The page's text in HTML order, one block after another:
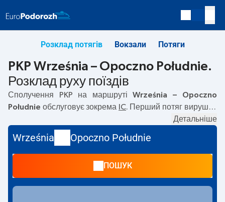
Розклад потягів Вокзали Потяги
PKP Września – Opoczno Południe.
Розклад руху поїздів
Сполучення PKP на маршруті Września – Opoczno
Południe обслуговує зокрема IC. Перший потяг вирушає
Września–Opoczno Południe курсують також інші потяги:
— пропонують нижчу ціну квитка і зазвичай довший час
Południe.
Детальніше
Września Opoczno Południe
ПОШУК